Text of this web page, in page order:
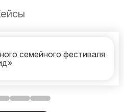
семейного фестиваля